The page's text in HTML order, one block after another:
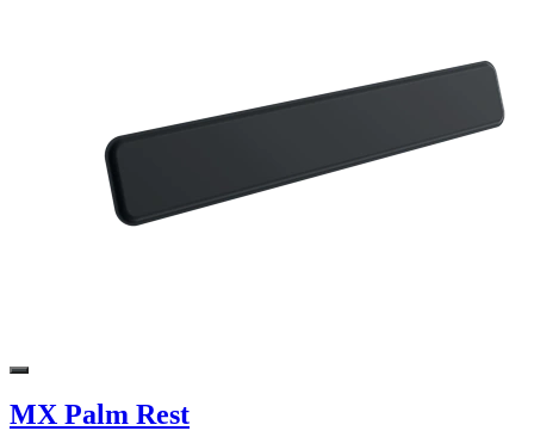
MX Palm Rest